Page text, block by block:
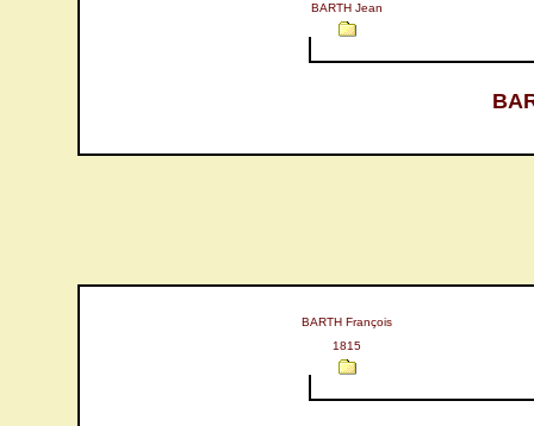
BARTH Jean
BARTH François
1815